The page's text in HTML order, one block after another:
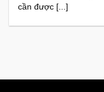
cần được [...]